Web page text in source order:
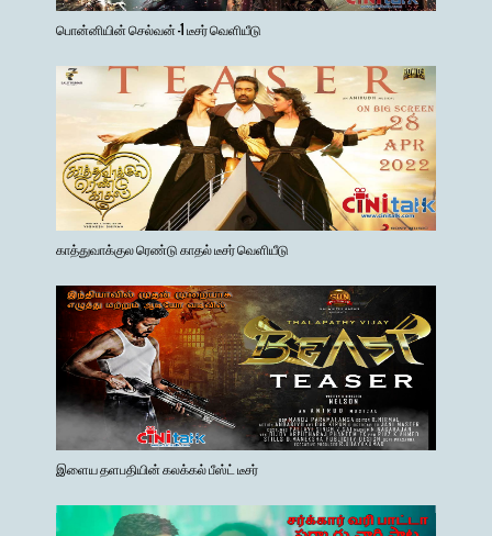
பொன்னியின் செல்வன் -1 டீசர் வெளியீடு
காத்துவாக்குல ரெண்டு காதல் டீசர் வெளியீடு
இளைய தளபதியின் கலக்கல் பீஸ்ட் டீசர்